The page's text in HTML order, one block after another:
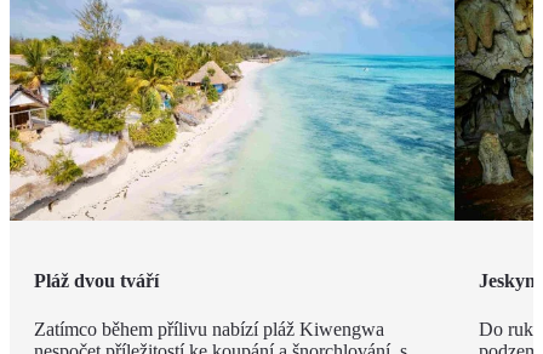
Pláž dvou tváří
Zatímco během přílivu nabízí pláž Kiwengwa
Do